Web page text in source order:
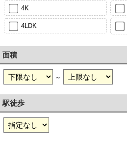
4K
4LDK
面積
～
駅徒歩